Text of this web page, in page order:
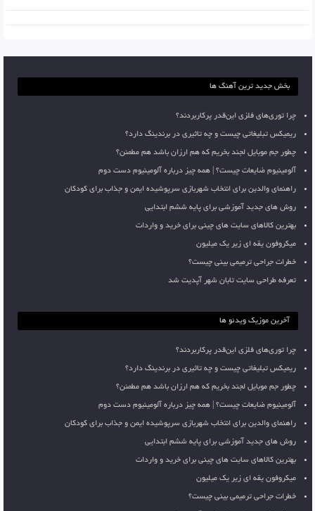
بخش جدید ترین آهنگ ها
چرا توری‌های فلزی این‌قدر پرکاربردند؟
ریمیکس تبلیغاتی چیست و چه تاثیری در برندینگ دارد؟
چطور جم موبایل لجند بخریم که هم ارزان باشد هم مطمئن؟
آلومینیوم ضایعات چیست؟ | همه چیز درباره آلومینیوم دست دوم
راهنمای والدین برای انتخاب شهربازی سرپوشیده ایمن و جذاب برای کودکان
روش های جدید آموزشی برای پایه ششم ابتدایی
بهترین کالاهای سایت های چینی برای خرید و واردات
میکروفون یقه ای زیر یک میلیون
خطرات جراحی ترمیمی بینی چیست؟
تعرفه طراحی سایت تابان شهر آپدیت شد
آخرین موزیک ویدئو ها
چرا توری‌های فلزی این‌قدر پرکاربردند؟
ریمیکس تبلیغاتی چیست و چه تاثیری در برندینگ دارد؟
چطور جم موبایل لجند بخریم که هم ارزان باشد هم مطمئن؟
آلومینیوم ضایعات چیست؟ | همه چیز درباره آلومینیوم دست دوم
راهنمای والدین برای انتخاب شهربازی سرپوشیده ایمن و جذاب برای کودکان
روش های جدید آموزشی برای پایه ششم ابتدایی
بهترین کالاهای سایت های چینی برای خرید و واردات
میکروفون یقه ای زیر یک میلیون
خطرات جراحی ترمیمی بینی چیست؟